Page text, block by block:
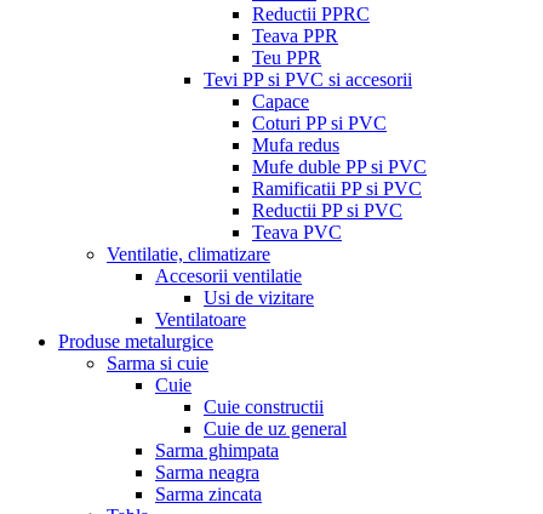
Reductii PPRC
Teava PPR
Teu PPR
Tevi PP si PVC si accesorii
Capace
Coturi PP si PVC
Mufa redus
Mufe duble PP si PVC
Ramificatii PP si PVC
Reductii PP si PVC
Teava PVC
Ventilatie, climatizare
Accesorii ventilatie
Usi de vizitare
Ventilatoare
Produse metalurgice
Sarma si cuie
Cuie
Cuie constructii
Cuie de uz general
Sarma ghimpata
Sarma neagra
Sarma zincata